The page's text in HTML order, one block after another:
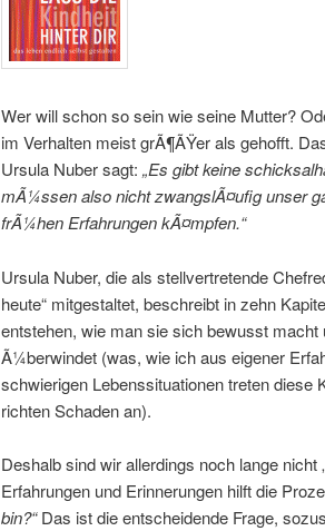
Wer will schon so sein wie seine Mutter?
im Verhalten meist grÃ¶ÃŸer als gehofft.
Ursula Nuber sagt: „Es gibt keine
mÃ¼ssen also nicht zwangslÃ¤ufig unser
frÃ¼hen Erfahrungen kÃ¤mpfen.“
Ursula Nuber, die als stellvertretende
heute“ mitgestaltet, beschreibt in zehn
entstehen, wie man sie sich bewusst
Ã¼berwindet (was, wie ich aus eigener
schwierigen Lebenssituationen treten
richten Schaden an).
Deshalb sind wir allerdings noch lange
Erfahrungen und Erinnerungen hilft die
bin?“Das ist die entscheidende Frage,